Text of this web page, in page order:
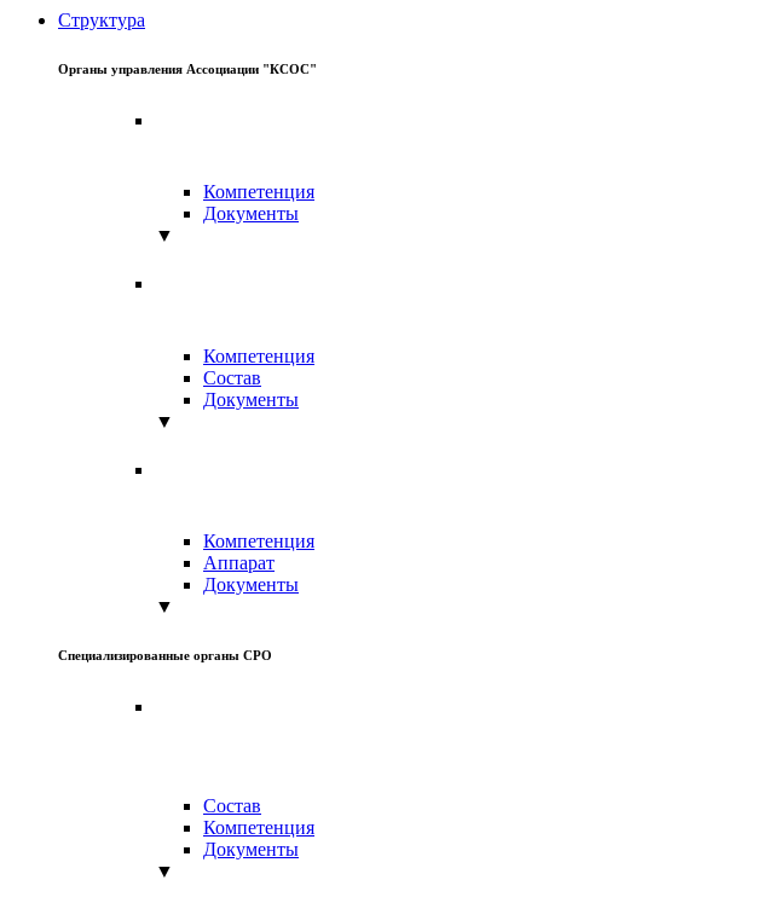
Структура
Органы управления Ассоциации "КСОС"
Компетенция
Документы
▼
Компетенция
Состав
Документы
▼
Компетенция
Аппарат
Документы
▼
Специализированные органы СРО
Состав
Компетенция
Документы
▼